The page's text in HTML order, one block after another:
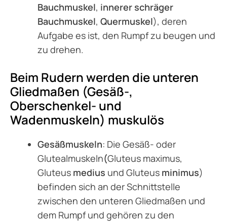
Bauchmuskel, innerer schräger
Bauchmuskel, Quermuskel), deren
Aufgabe es ist, den Rumpf zu beugen und
zu drehen.
Beim Rudern werden die unteren
Gliedmaßen (Gesäß-,
Oberschenkel- und
Wadenmuskeln) muskulös
Gesäßmuskeln: Die Gesäß- oder
Glutealmuskeln(Gluteus maximus,
Gluteus medius und Gluteus minimus)
befinden sich an der Schnittstelle
zwischen den unteren Gliedmaßen und
dem Rumpf und gehören zu den